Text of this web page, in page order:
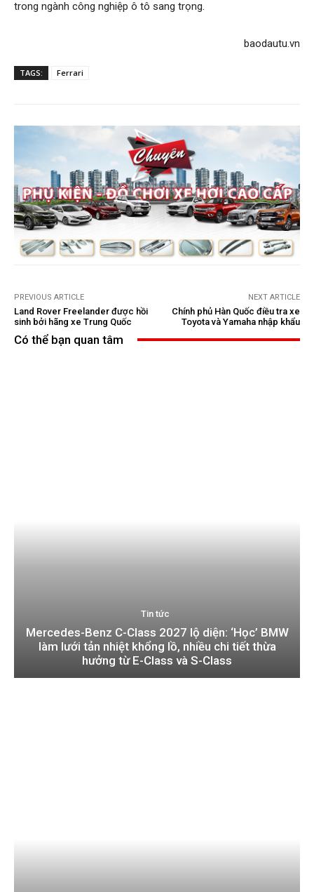
trong ngành công nghiệp ô tô sang trọng.
baodautu.vn
TAGS: Ferrari
PREVIOUS ARTICLE
Land Rover Freelander được hồi
sinh bởi hãng xe Trung Quốc
NEXT ARTICLE
Chính phủ Hàn Quốc điều tra xe
Toyota và Yamaha nhập khẩu
Có thể bạn quan tâm
Tin tức
Mercedes-Benz C-Class 2027 lộ diện: ‘Học’ BMW
làm lưới tản nhiệt khổng lồ, nhiều chi tiết thừa
hưởng từ E-Class và S-Class